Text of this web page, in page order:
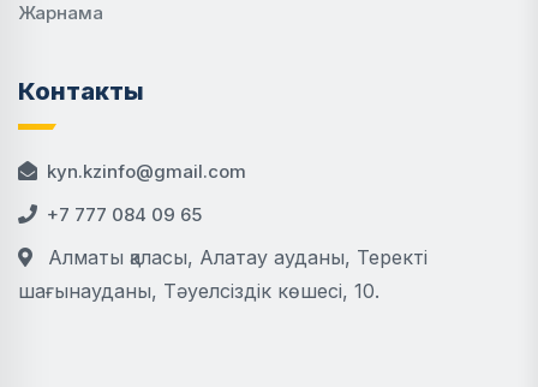
Жарнама
Контакты
kyn.kzinfo@gmail.com
+7 777 084 09 65
Алматы қаласы, Алатау ауданы, Теректі
шағынауданы, Тәуелсіздік көшесі, 10.